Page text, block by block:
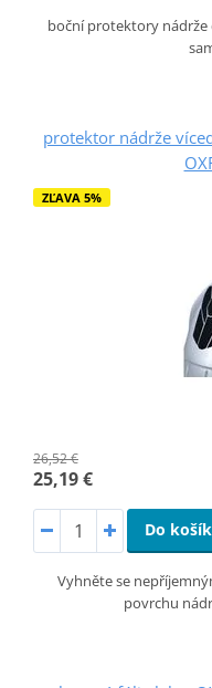
boční protektory
protektor nádrže
ZĽAVA 5%
26,52 €
25,19 €
Do
Vyhněte se
povrchu